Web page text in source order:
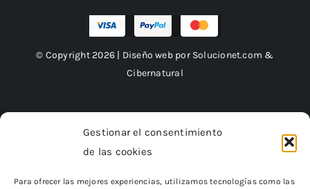
Gestionar el consentimiento
de las cookies
Para ofrecer las mejores experiencias, utilizamos tecnologías como las
© Copyright 2026 | Diseño web por Solucionet.com &
Cibernatural
Financiado por la Unión Europea –